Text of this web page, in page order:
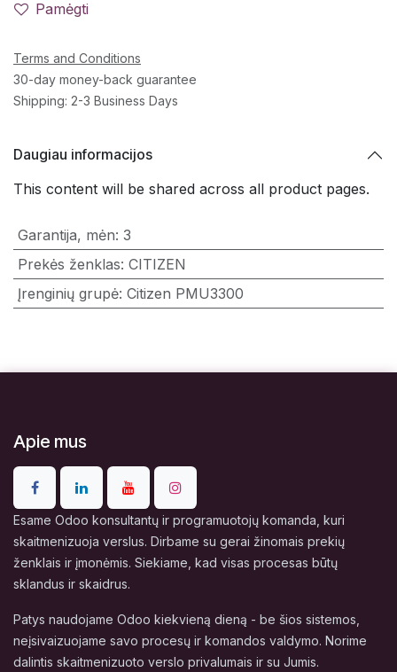
Pamėgti
Terms and Conditions
30-day money-back guarantee
Shipping: 2-3 Business Days
Daugiau informacijos
This content will be shared across all product pages.
Garantija, mėn: 3
Prekės ženklas: CITIZEN
Įrenginių grupė: Citizen PMU3300
Apie mus
Esame Odoo konsultantų ir programuotojų komanda, kuri
skaitmenizuoja verslus. Dirbame su gerai žinomais prekių
ženklais ir įmonėmis. Siekiame, kad visas procesas būtų
sklandus ir skaidrus.
Patys naudojame Odoo kiekvieną dieną - be šios sistemos,
neįsivaizuojame savo procesų ir komandos valdymo. Norime
dalintis skaitmenizuoto verslo privalumais ir su Jumis.